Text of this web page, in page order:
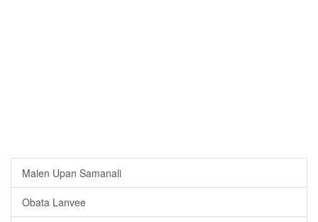
Malen Upan Samanali
Obata Lanvee